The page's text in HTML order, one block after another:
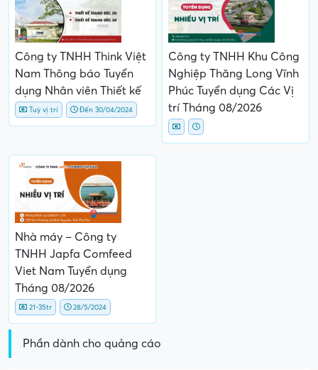
Công ty TNHH Think Việt
Nam Thông báo Tuyển
dụng Nhân viên Thiết kế
Tuỳ vị trí Đến 30/04/2024
Công ty TNHH Khu Công
Nghiệp Thăng Long Vĩnh
Phúc Tuyển dụng Các Vị
trí Tháng 08/2026
Nhà máy – Công ty
TNHH Japfa Comfeed
Viet Nam Tuyển dụng
Tháng 08/2026
21-35tr 28/5/2024
Phần dành cho quảng cáo